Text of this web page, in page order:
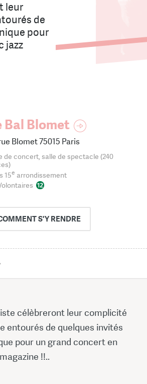
leur
de
pour
jazz
Bal Blomet
Blomet 75015 Paris
de concert, salle de spectacle (240
15e arrondissement
S'Y RENDRE
célèbreront leur complicité
entourés de quelques invités
pour un grand concert en
!!..